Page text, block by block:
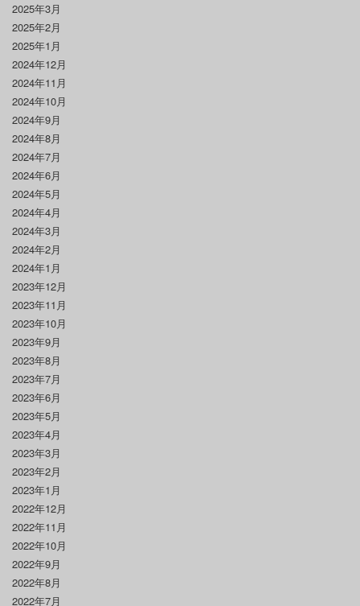
2025年3月
2025年2月
2025年1月
2024年12月
2024年11月
2024年10月
2024年9月
2024年8月
2024年7月
2024年6月
2024年5月
2024年4月
2024年3月
2024年2月
2024年1月
2023年12月
2023年11月
2023年10月
2023年9月
2023年8月
2023年7月
2023年6月
2023年5月
2023年4月
2023年3月
2023年2月
2023年1月
2022年12月
2022年11月
2022年10月
2022年9月
2022年8月
2022年7月